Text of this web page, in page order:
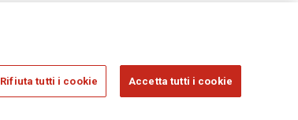
Rifiuta tutti i cookie Accetta tutti i cookie